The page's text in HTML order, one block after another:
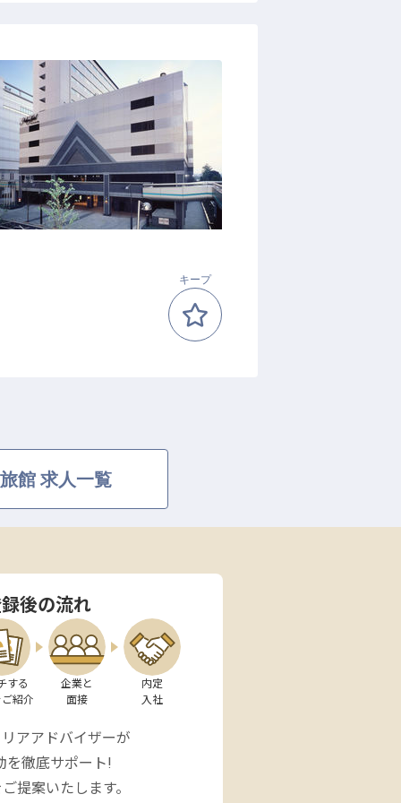
キープ
館 求人一覧
後の流れ
する
紹介
企業と
面接
内定
入社
アアドバイザーが
を徹底サポート!
提案いたします。